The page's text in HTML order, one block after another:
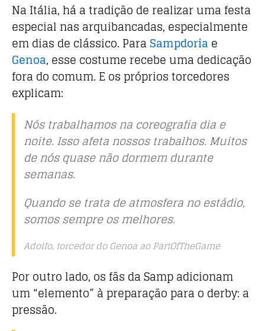
Na Itália, há a tradição de realizar uma festa
especial nas arquibancadas, especialmente
em dias de clássico. ParaSampdoria e
Genoa, esse costume recebe uma dedicação
fora do comum. E os próprios torcedores
explicam:
Nós trabalhamos na coreografia dia e
noite. Isso afeta nossos trabalhos. Muitos
de nós quase não dormem durante
semanas.
Quando se trata de atmosfera no estádio,
somos sempre os melhores.
Adolfo, torcedor do Genoa ao PartOfTheGame
Por outro lado, os fãs da Samp adicionam
um “elemento” à preparação para o derby: a
pressão.